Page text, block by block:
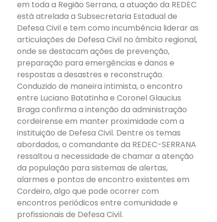
em toda a Região Serrana, a atuação da REDEC
está atrelada a Subsecretaria Estadual de
Defesa Civil e tem como incumbência liderar as
articulações de Defesa Civil no âmbito regional,
onde se destacam ações de prevenção,
preparação para emergências e danos e
respostas a desastres e reconstrução.
Conduzido de maneira intimista, o encontro
entre Luciano Batatinha e Coronel Glaucius
Braga confirma a intenção da administração
cordeirense em manter proximidade com a
instituição de Defesa Civil. Dentre os temas
abordados, o comandante da REDEC-SERRANA
ressaltou a necessidade de chamar a atenção
da população para sistemas de alertas,
alarmes e pontos de encontro existentes em
Cordeiro, algo que pode ocorrer com
encontros periódicos entre comunidade e
profissionais de Defesa Civil.